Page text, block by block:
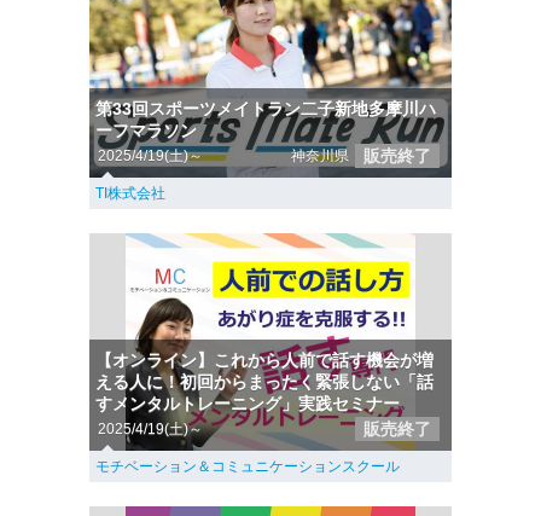
第33回スポーツメイトラン二子新地多摩川ハ
ーフマラソン
2025/4/19(土)～ 神奈川県 販売終了
TI株式会社
【オンライン】これから人前で話す機会が増
える人に！初回からまったく緊張しない「話
すメンタルトレーニング」実践セミナー
2025/4/19(土)～ 販売終了
モチベーション＆コミュニケーションスクール